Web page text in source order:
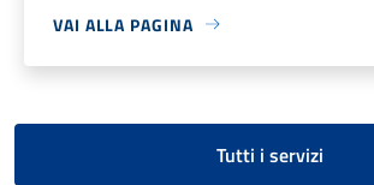
VAI ALLA PAGINA
Tutti i servizi